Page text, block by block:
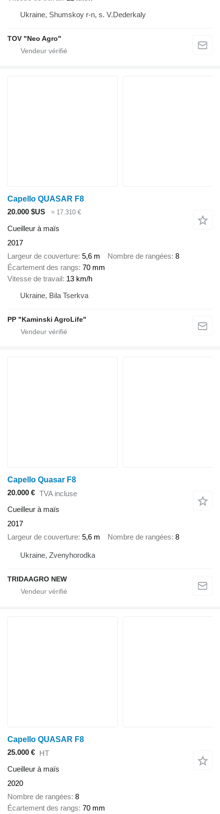
Ukraine, Shumskoy r-n, s. V.Dederkaly
TOV "Neo Agro"
Capello QUASAR F8
20.000 $US
≈ 17.310 €
Cueilleur à maïs
2017
Largeur de couverture 5,6 m Nombre de rangées 8
Écartement des rangs 70 mm
Vitesse de travail 13 km/h
Ukraine, Bila Tserkva
PP "Kaminski AgroLife"
Capello Quasar F8
20.000 € TVA incluse
Cueilleur à maïs
2017
Largeur de couverture 5,6 m Nombre de rangées 8
Ukraine, Zvenyhorodka
TRIDAAGRO NEW
Capello QUASAR F8
25.000 € HT
Cueilleur à maïs
2020
Nombre de rangées 8
Écartement des rangs 70 mm